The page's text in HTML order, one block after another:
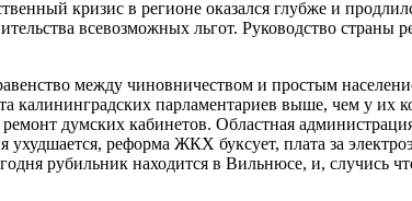
кризис в регионе оказался глубже и
всевозможных льгот. Руководство страны
между чиновничеством и простым
калининградских парламентариев выше, чем у их
думских кабинетов. Областная
реформа ЖКХ буксует, плата за
рубильник находится в Вильнюсе, и, случись